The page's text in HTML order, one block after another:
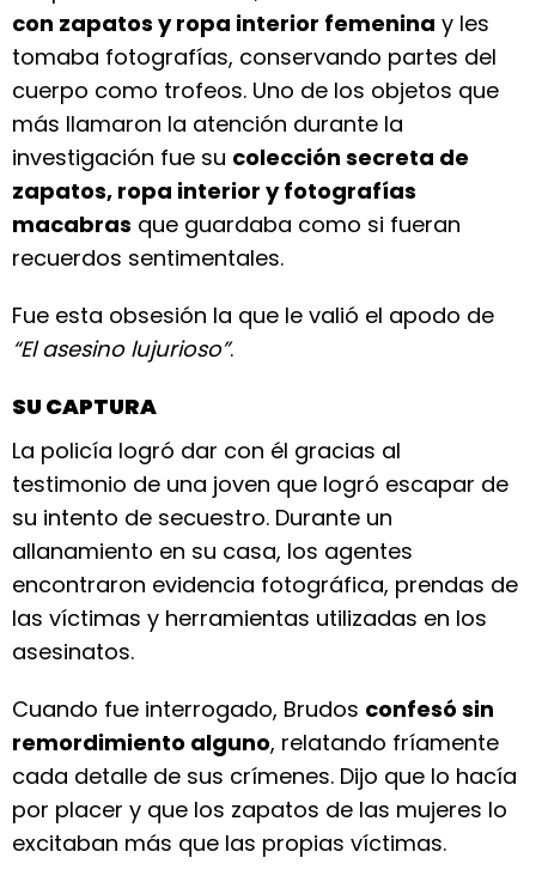
con zapatos y ropa interior femenina y les
tomaba fotografías, conservando partes del
cuerpo como trofeos. Uno de los objetos que
más llamaron la atención durante la
investigación fue su colección secreta de
zapatos, ropa interior y fotografías
macabras que guardaba como si fueran
recuerdos sentimentales.
Fue esta obsesión la que le valió el apodo de
“El asesino lujurioso”.
SU CAPTURA
La policía logró dar con él gracias al
testimonio de una joven que logró escapar de
su intento de secuestro. Durante un
allanamiento en su casa, los agentes
encontraron evidencia fotográfica, prendas de
las víctimas y herramientas utilizadas en los
asesinatos.
Cuando fue interrogado, Brudos confesó sin
remordimiento alguno, relatando fríamente
cada detalle de sus crímenes. Dijo que lo hacía
por placer y que los zapatos de las mujeres lo
excitaban más que las propias víctimas.